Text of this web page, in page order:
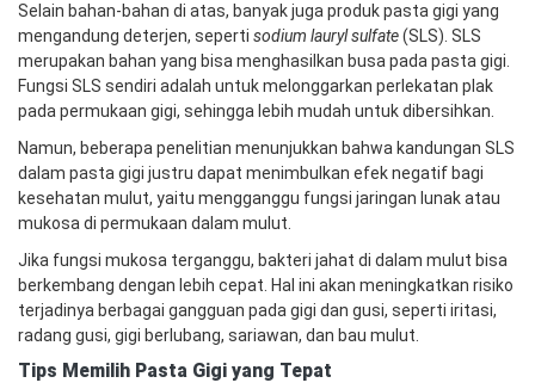
Selain bahan-bahan di atas, banyak juga produk pasta gigi yang
mengandung deterjen, seperti sodium lauryl sulfate(SLS). SLS
merupakan bahan yang bisa menghasilkan busa pada pasta gigi.
Fungsi SLS sendiri adalah untuk melonggarkan perlekatan plak
pada permukaan gigi, sehingga lebih mudah untuk dibersihkan.
Namun, beberapa penelitian menunjukkan bahwa kandungan SLS
dalam pasta gigi justru dapat menimbulkan efek negatif bagi
kesehatan mulut, yaitu mengganggu fungsi jaringan lunak atau
mukosa di permukaan dalam mulut.
Jika fungsi mukosa terganggu, bakteri jahat di dalam mulut bisa
berkembang dengan lebih cepat. Hal ini akan meningkatkan risiko
terjadinya berbagai gangguan pada gigi dan gusi, seperti iritasi,
radang gusi, gigi berlubang, sariawan, dan bau mulut.
Tips Memilih Pasta Gigi yang Tepat